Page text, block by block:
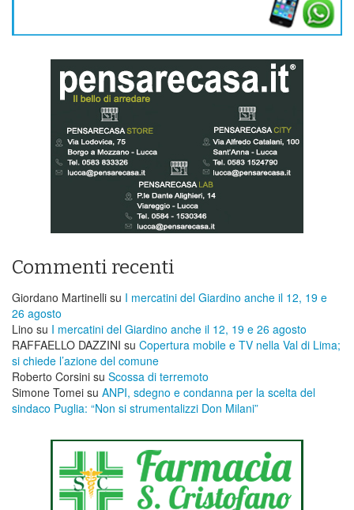
Commenti recenti
Giordano Martinelli su I mercatini del Giardino anche il 12, 19 e
26 agosto
Lino su I mercatini del Giardino anche il 12, 19 e 26 agosto
RAFFAELLO DAZZINI su ​Copertura mobile e TV nella Val di Lima;
si chiede l’azione del comune
Roberto Corsini su Scossa di terremoto
Simone Tomei su ANPI, sdegno e condanna per la scelta del
sindaco Puglia: “Non si strumentalizzi Don Milani”